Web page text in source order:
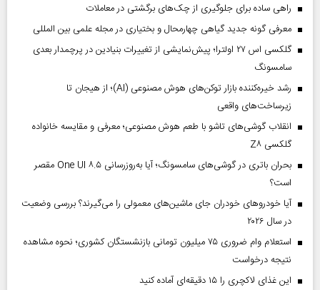
راهی ساده برای جلوگیری از چک‌های برگشتی در معاملات
معرفی گونه جدید گیاهی چهارمحال و بختیاری در مجله علمی بین المللی
گلکسی اس ۲۷ اولترا؛ پیش‌نمایشی از تغییرات بنیادین در پرچمدار بعدی
سامسونگ
رشد خیره‌کننده بازار توکن‌های هوش مصنوعی (AI)؛ از هیجان تا
زیرساخت‌های واقعی
انقلاب گوشی‌های تاشو‌ با طعم هوش مصنوعی؛ معرفی و مقایسه خانواده
گلکسی Z۸
بحران باتری در گوشی‌های سامسونگ؛ آیا به‌روزرسانی One UI ۸.۵ مقصر
است؟
آیا خودروهای خودران جای ماشین‌های معمولی را می‌گیرند؟ بررسی وضعیت
در سال ۲۰۲۶
استعلام وام ضروری ۷۵ میلیون تومانی بازنشستگان کشوری؛ نحوه مشاهده
نتیجه درخواست
این غذای لاکچری را ۱۵ دقیقه‌ای آماده کنید